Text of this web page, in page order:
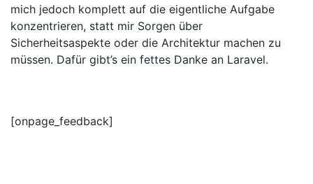
mich jedoch komplett auf die eigentliche Aufgabe
konzentrieren, statt mir Sorgen über
Sicherheitsaspekte oder die Architektur machen zu
müssen. Dafür gibt’s ein fettes Danke an Laravel.
[onpage_feedback]